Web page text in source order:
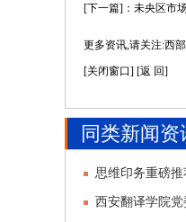
[下一篇]：未央区市
更多资讯,请关注:西
[关闭窗口] [返 回]
同类新闻资
思维印务重磅
西安翻译学院